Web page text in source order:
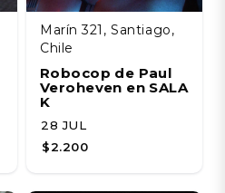
Marín 321, Santiago,
Chile
Robocop de Paul
Veroheven en SALA
K
28 JUL
$2.200